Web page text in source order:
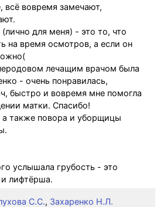
всё вовремя замечают,
для меня) - это то, что
на время осмотров, а если он
лечащим врачом была
- очень понравилась,
быстро и вовремя мне помогла
матки. Спасибо!
также повора и уборщицы
услышала грубость - это
лифтёрша.
С.С., Захаренко Н.Л.